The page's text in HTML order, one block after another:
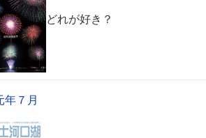
どれが好き？
年７月